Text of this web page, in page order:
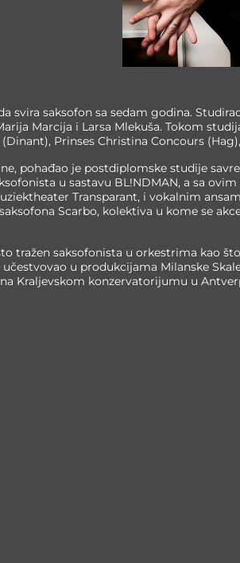
svira saksofon sa sedam godina.
Marcija i Larsa Mlekuša. Tokom
(Dinant), Prinses Christina Concours
pohađao je postdiplomske studije
u sastavu BL!NDMAN, a sa
Transparant, i vokalnim
Scarbo, kolektiva u kome se
tražen saksofonista u orkestrima kao
u produkcijama Milanske
Kraljevskom konzervatorijumu u